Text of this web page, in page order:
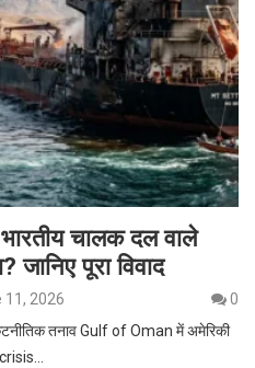
चालक दल वाले
जानिए पूरा विवाद
11, 2026
0
तनाव Gulf of Oman में अमेरिकी